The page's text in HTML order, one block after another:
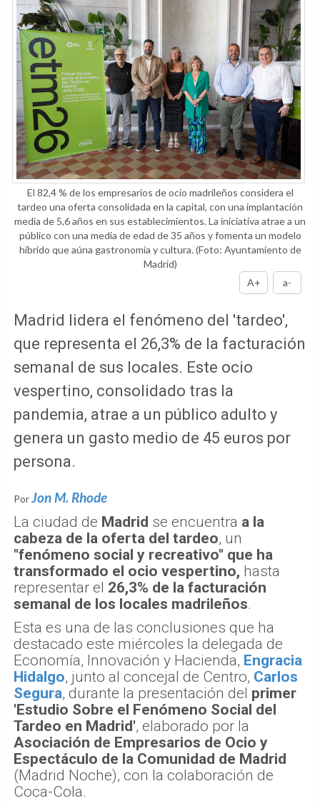
El 82,4 % de los empresarios de ocio madrileños considera el
tardeo una oferta consolidada en la capital, con una implantación
media de 5,6 años en sus establecimientos. La iniciativa atrae a un
público con una media de edad de 35 años y fomenta un modelo
híbrido que aúna gastronomía y cultura.(Foto: Ayuntamiento de
Madrid)
A+
a-
Madrid lidera el fenómeno del 'tardeo',
que representa el 26,3% de la facturación
semanal de sus locales. Este ocio
vespertino, consolidado tras la
pandemia, atrae a un público adulto y
genera un gasto medio de 45 euros por
persona.
PorJon M. Rhode
La ciudad de Madrid se encuentra a la
cabeza de la oferta del tardeo, un
"fenómeno social y recreativo" que ha
transformado el ocio vespertino, hasta
representar el 26,3% de la facturación
semanal de los locales madrileños.
Esta es una de las conclusiones que ha
destacado este miércoles la delegada de
Economía, Innovación y Hacienda, Engracia
Hidalgo, junto al concejal de Centro, Carlos
Segura, durante la presentación del primer
'Estudio Sobre el Fenómeno Social del
Tardeo en Madrid', elaborado por la
Asociación de Empresarios de Ocio y
Espectáculo de la Comunidad de Madrid
(Madrid Noche), con la colaboración de
Coca-Cola.